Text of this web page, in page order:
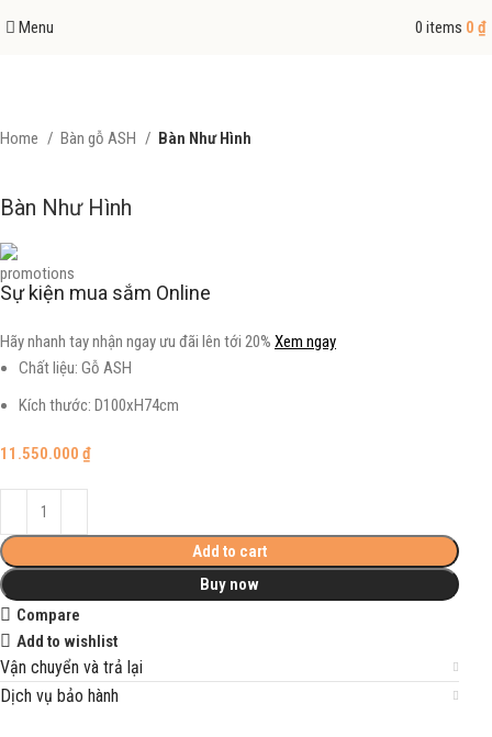
Menu 0 items 0 ₫
Home Bàn gỗ ASH Bàn Như Hình
Bàn Như Hình
Sự kiện mua sắm Online
Hãy nhanh tay nhận ngay ưu đãi lên tới 20%Xem ngay
Chất liệu: Gỗ ASH
Kích thước: D100xH74cm
11.550.000₫
Add to cart
Buy now
Compare
Add to wishlist
Vận chuyển và trả lại
Dịch vụ bảo hành